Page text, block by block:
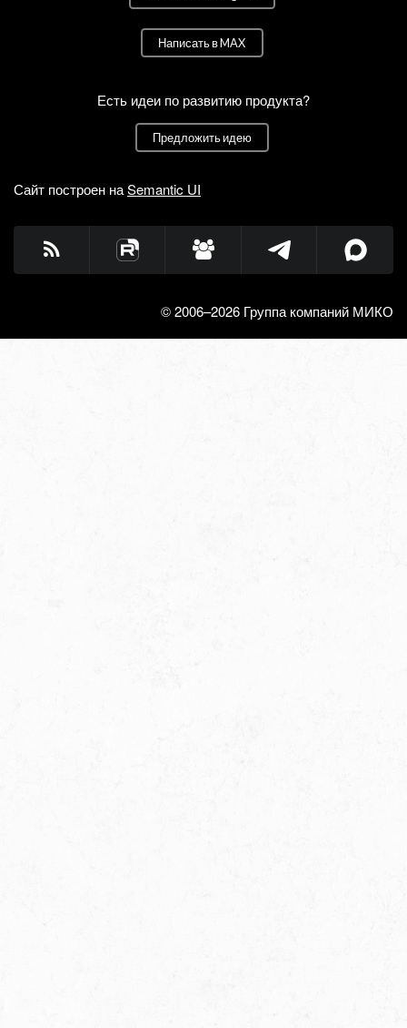
Написать в MAX
Есть идеи по развитию продукта?
Предложить идею
Сайт построен наSemantic UI
© 2006–2026 Группа компаний МИКО